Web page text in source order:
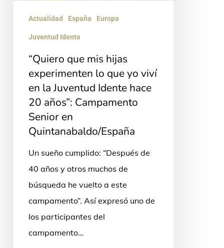
Juventud
Idente
años”:
Quintanabaldo/España
Actualidad España Europa
Juventud Idente
“Quiero que mis hijas
experimenten lo que yo viví
en la Juventud Idente hace
20 años”: Campamento
Senior en
Quintanabaldo/España
Un sueño cumplido: “Después de
40 años y otros muchos de
búsqueda he vuelto a este
campamento”. Así expresó uno de
los participantes del
campamento…